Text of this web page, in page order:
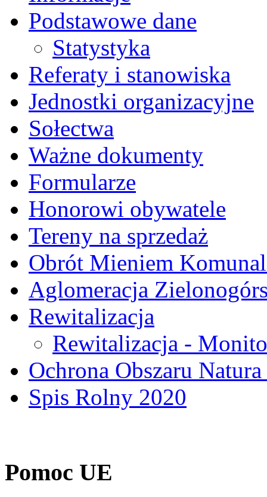
Podstawowe dane
Statystyka
Referaty i stanowiska
Jednostki organizacyjne
Sołectwa
Ważne dokumenty
Formularze
Honorowi obywatele
Tereny na sprzedaż
Obrót Mieniem
Aglomeracja
Rewitalizacja
Rewitalizacja -
Ochrona Obszaru
Spis Rolny 2020
Pomoc UE